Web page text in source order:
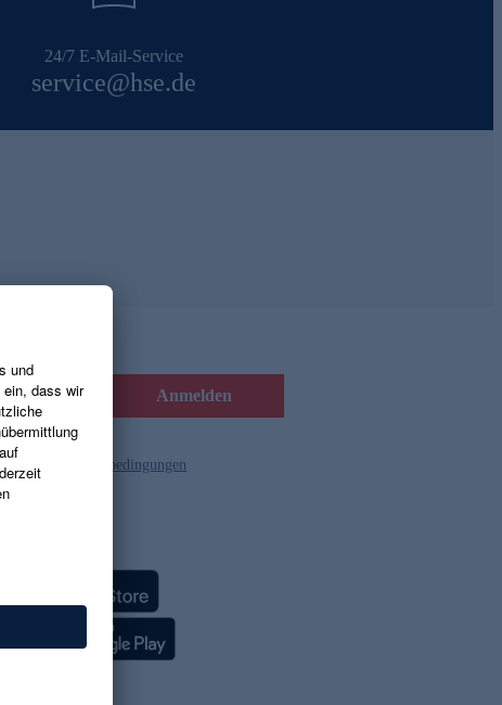
24/7 E-Mail-Service
service@hse.de
Anmelden
und die Gutscheinbedingungen